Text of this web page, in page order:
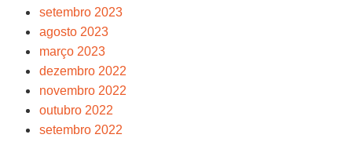
setembro 2023
agosto 2023
março 2023
dezembro 2022
novembro 2022
outubro 2022
setembro 2022